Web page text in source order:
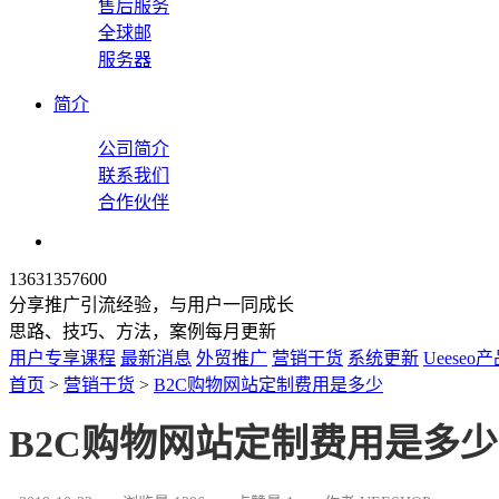
售后服务
全球邮
服务器
简介
公司简介
联系我们
合作伙伴
13631357600
分享推广引流经验，与用户一同成长
思路、技巧、方法，案例每月更新
用户专享课程 最新消息 外贸推广 营销干货 系统更新 Ueeseo产
首页 > 营销干货 > B2C购物网站定制费用是多少
B2C购物网站定制费用是多少